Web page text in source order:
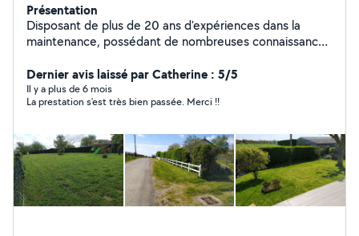
Présentation
Disposant de plus de 20 ans d'expériences dans la
maintenance, possédant de nombreuses connaissances
compétences à votre service. Tout travaux Homme
toutes mains
Dernier avis laissé par Catherine : 5/5
Il y a plus de 6 mois
La prestation s’est très bien passée. Merci !!